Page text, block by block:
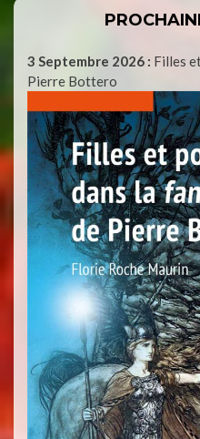
3 Septembre 2026 : Filles
Pierre Bottero